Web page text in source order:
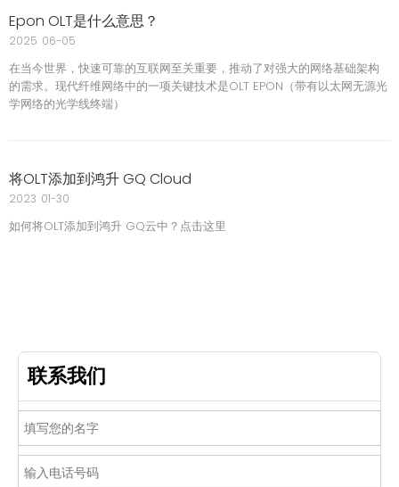
Epon OLT是什么意思？
在当今世界，快速可靠的互联网至关重要，推动了对强大的网络基础架构
的需求。现代纤维网络中的一项关键技术是OLT EPON（带有以太网无源光
学网络的光学线终端）
2025 06-05
将OLT添加到鸿升 GQ Cloud
如何将OLT添加到鸿升 GQ云中？点击这里
2023 01-30
联系我们